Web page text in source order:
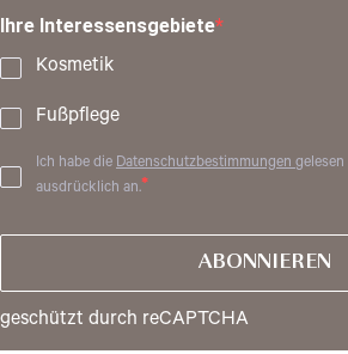
Ihre Interessensgebiete
Kosmetik
Fußpflege
Ich habe die Datenschutzbestimmungen
ausdrücklich an.
ABONNIEREN
geschützt durch reCAPTCHA